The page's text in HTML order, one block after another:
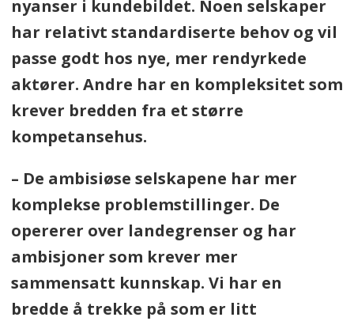
nyanser i kundebildet. Noen selskaper
har relativt standardiserte behov og vil
passe godt hos nye, mer rendyrkede
aktører. Andre har en kompleksitet som
krever bredden fra et større
kompetansehus.
– De ambisiøse selskapene har mer
komplekse problemstillinger. De
opererer over landegrenser og har
ambisjoner som krever mer
sammensatt kunnskap. Vi har en
bredde å trekke på som er litt